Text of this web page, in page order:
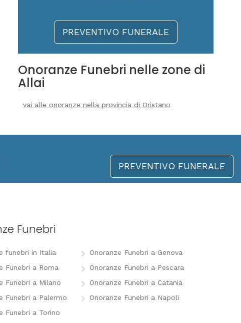
PREVENTIVO FUNERALE
Onoranze Funebri nelle zone di
Allai
vai alle onoranze nella provincia di Oristano
PREVENTIVO FUNERALE
Funebri
funebri in Italia
Funebri a Roma
Funebri a Milano
Funebri a Palermo
Funebri a Torino
Onoranze Funebri a Genova
Onoranze Funebri a Pescara
Onoranze Funebri a Catania
Onoranze Funebri a Napoli